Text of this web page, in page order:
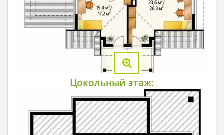
Цокольный этаж: